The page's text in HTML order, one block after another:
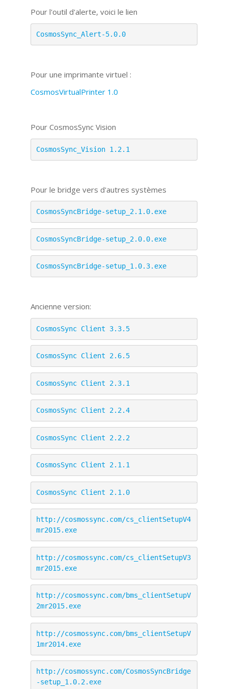
Pour l'outil d'alerte, voici le lien
CosmosSync_Alert-5.0.0
Pour une imprimante virtuel :
CosmosVirtualPrinter 1.0
Pour CosmosSync Vision
CosmosSync_Vision 1.2.1
Pour le bridge vers d'autres systèmes
CosmosSyncBridge-setup_2.1.0.exe
CosmosSyncBridge-setup_2.0.0.exe
CosmosSyncBridge-setup_1.0.3.exe
Ancienne version:
CosmosSync Client 3.3.5
CosmosSync Client 2.6.5
CosmosSync Client 2.3.1
CosmosSync Client 2.2.4
CosmosSync Client 2.2.2
CosmosSync Client 2.1.1
CosmosSync Client 2.1.0
http://cosmossync.com/cs_clientSetupV4
mr2015.exe
http://cosmossync.com/cs_clientSetupV3
mr2015.exe
http://cosmossync.com/bms_clientSetupV
2mr2015.exe
http://cosmossync.com/bms_clientSetupV
1mr2014.exe
http://cosmossync.com/CosmosSyncBridge
-setup_1.0.2.exe